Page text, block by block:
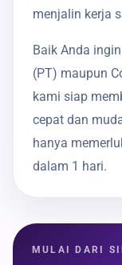
menjalin kerja
Baik Anda
(PT) maupun
kami siap
cepat dan
hanya
dalam 1 hari.
MULAI DARI